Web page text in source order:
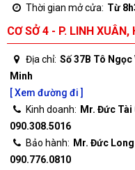
Thời gian mở cửa: Từ
CƠ SỞ 4 - P. LINH XUÂN,
Địa chỉ: Số 37B Tô
Minh
[ Xem đường đi ]
Kinh doanh: Mr. Đức Tài
090.308.5016
Bảo hành: Mr. Đức
090.776.0810